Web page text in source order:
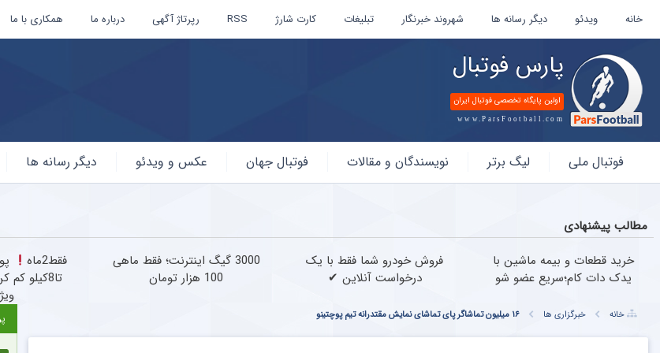
خانه ویدئو دیگر رسانه ها شهروند خبرنگار تبلیغات کارت شارژ RSS رپرتاژ آگهی درباره ما همکاری با ما
پارس فوتبال
اولین پایگاه تخصصی فوتبال ایران
www.ParsFootball.com
فوتبال
فوتبال ملی لیگ برتر نویسندگان و مقالات فوتبال جهان عکس و ویدئو دیگر رسانه ها
مطالب پیشنهادی
خرید قطعات و بیمه ماشین با
یدک دات کام؛سریع عضو شو
فروش خودرو شما فقط با یک
درخواست آنلاین ✔
3000 گیگ اینترنت؛ فقط ماهی
100 هزار تومان
فقط2ماه
تا8کیلو کم کن
خانه خبرگزاری ها ۱۶ میلیون تماشاگر پای تماشای نمایش مقتدرانه تیم پوچتینو